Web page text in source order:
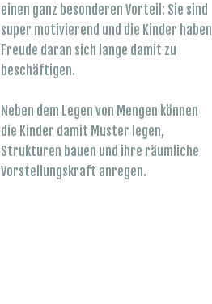
einen ganz besonderen Vorteil: Sie sind
super motivierend und die Kinder haben
Freude daran sich lange damit zu
beschäftigen.
Neben dem Legen von Mengen können
die Kinder damit Muster legen,
Strukturen bauen und ihre räumliche
Vorstellungskraft anregen.